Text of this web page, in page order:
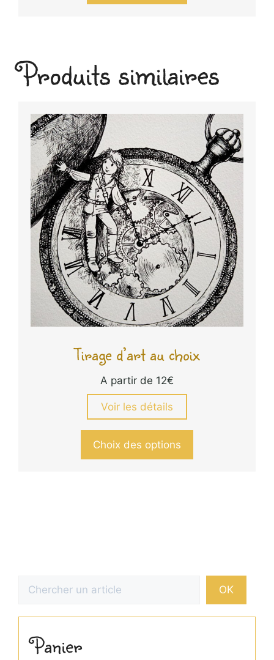
Produits similaires
Tirage d’art au choix
A partir de 12€
Voir les détails
Choix des options
Ce
a
la
Rechercher
OK
Panier